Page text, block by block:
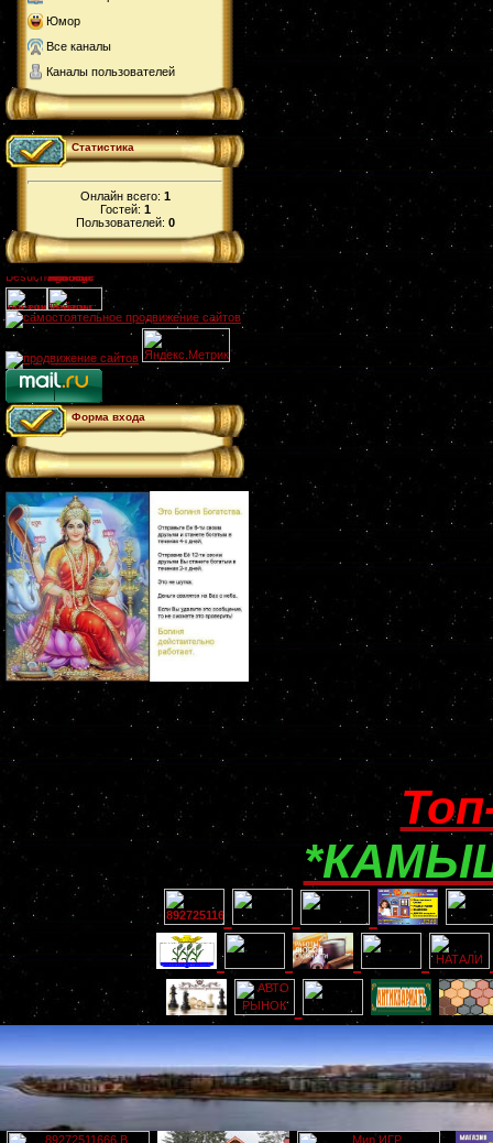
Юмор
Все каналы
Каналы пользователей
Статистика
Онлайн всего: 1
Гостей: 1
Пользователей: 0
Форма входа